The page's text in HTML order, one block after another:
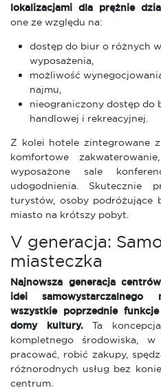
lokalizacjami dla prężnie
one ze względu na:
dostęp do biur o różnych
wyposażenia,
możliwość
najmu,
nieograniczony dostęp
handlowej i rekreacyjnej.
Z kolei hotele zintegrowane
komfortowe
wyposażone sale
udogodnienia. Skutecznie
turystów, osoby podróżujące
miasto na krótszy pobyt.
V generacja:
miasteczka
Najnowsza generacja
idei samowystarczalnego
wszystkie poprzednie
domy kultury.Ta
kompletnego środowiska,
pracować, robić zakupy,
różnorodnych usług bez
centrum.